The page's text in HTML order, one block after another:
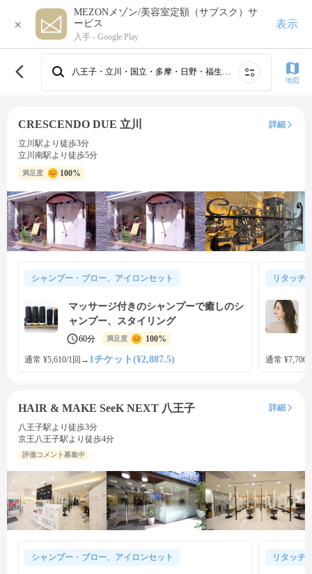
×
MEZONメゾン/美容室定額（サブスク）サ
ービス
入手 - Google Play
表示
八王子・立川・国立・多摩・日野・福生・秋川
地図
CRESCENDO DUE 立川
詳細
立川駅より徒歩3分
立川南駅より徒歩5分
満足度 100%
シャンプー・ブロー、アイロンセット
マッサージ付きのシャンプーで癒しのシ
ャンプー、スタイリング
60分 満足度 100%
通常 ¥5,610/1回 → 1チケット(¥2,887.5)
リタッチ
通常 ¥7,700/
HAIR & MAKE SeeK NEXT 八王子
詳細
八王子駅より徒歩3分
京王八王子駅より徒歩4分
評価コメント募集中
シャンプー・ブロー、アイロンセット リタッチ